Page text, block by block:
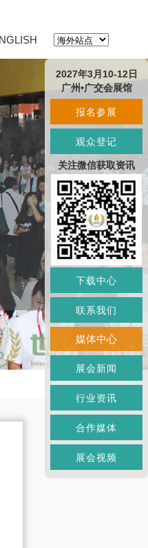
2027年3月10-12日
广州•广交会展馆
报名参展
观众登记
关注微信获取资讯
下载中心
联系我们
媒体中心
展会新闻
行业资讯
合作媒体
展会视频